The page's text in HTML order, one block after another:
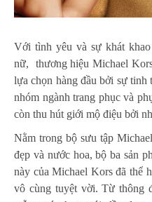
Với tình yêu và sự khát
nữ, thương hiệu Michael
lựa chọn hàng đầu bởi sự
nhóm ngành trang phục và
còn thu hút giới mộ điệu bởi
Nằm trong bộ sưu tập
đẹp và nước hoa, bộ ba sản
này của Michael Kors đã thể
vô cùng tuyệt vời. Từ thông